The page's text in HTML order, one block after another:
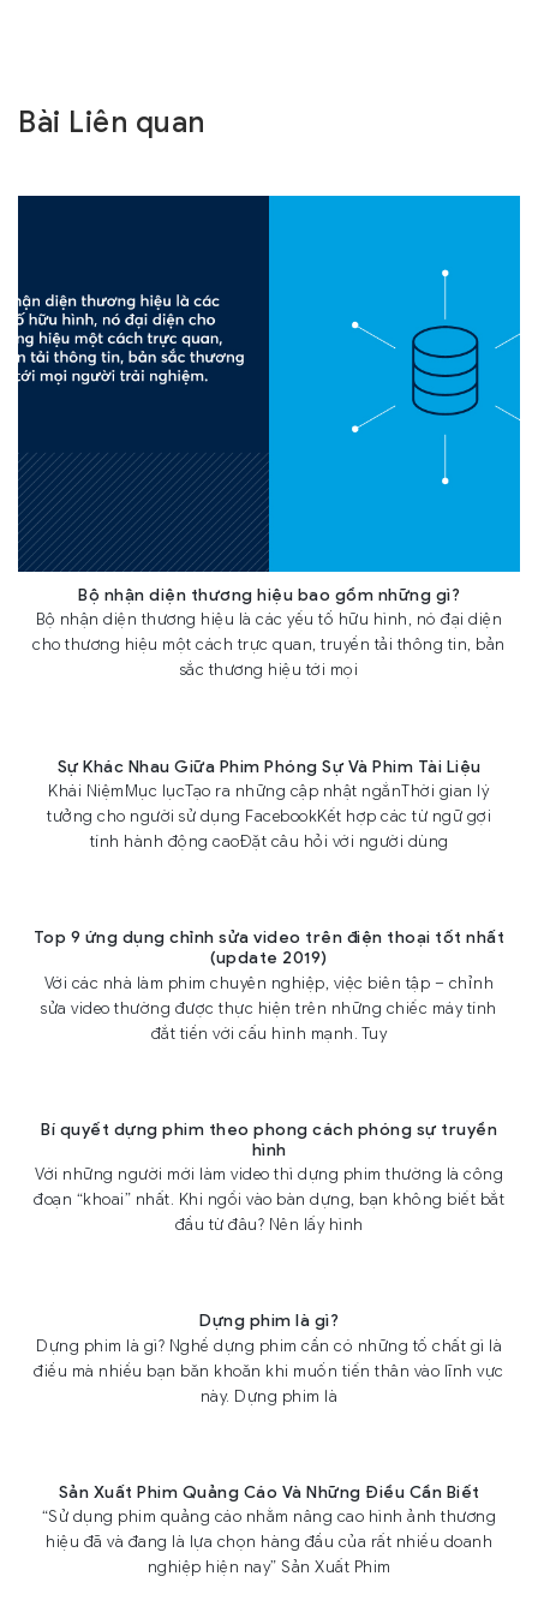
Bài Liên quan
Bộ nhận diện thương hiệu bao gồm những gì?
Bộ nhận diện thương hiệu là các yếu tố hữu hình, nó đại diện
cho thương hiệu một cách trực quan, truyền tải thông tin, bản
sắc thương hiệu tới mọi
Sự Khác Nhau Giữa Phim Phóng Sự Và Phim Tài Liệu
Khái NiệmMục lụcTạo ra những cập nhật ngắnThời gian lý
tưởng cho người sử dụng FacebookKết hợp các từ ngữ gợi
tính hành động caoĐặt câu hỏi với người dùng
Top 9 ứng dụng chỉnh sửa video trên điện thoại tốt nhất
(update 2019)
Với các nhà làm phim chuyên nghiệp, việc biên tập – chỉnh
sửa video thường được thực hiện trên những chiếc máy tính
đắt tiền với cấu hình mạnh. Tuy
Bí quyết dựng phim theo phong cách phóng sự truyền
hình
Với những người mới làm video thì dựng phim thường là công
đoạn “khoai” nhất. Khi ngồi vào bàn dựng, bạn không biết bắt
đầu từ đâu? Nên lấy hình
Dựng phim là gì?
Dựng phim là gì? Nghề dựng phim cần có những tố chất gì là
điều mà nhiều bạn băn khoăn khi muốn tiến thân vào lĩnh vực
này. Dựng phim là
Sản Xuất Phim Quảng Cáo Và Những Điều Cần Biết
“Sử dụng phim quảng cáo nhằm nâng cao hình ảnh thương
hiệu đã và đang là lựa chọn hàng đầu của rất nhiều doanh
nghiệp hiện nay” Sản Xuất Phim